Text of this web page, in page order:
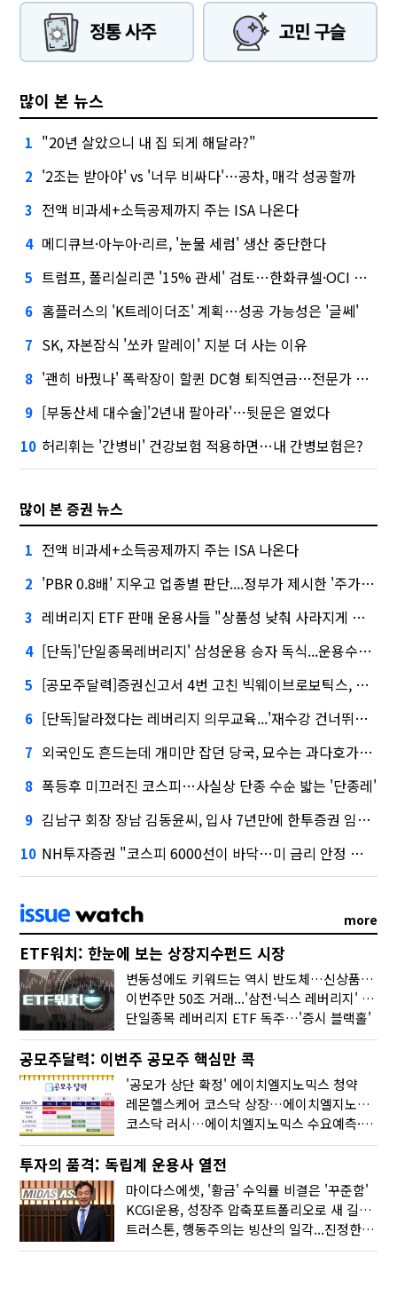
많이 본 뉴스
1 "20년 살았으니 내 집 되게 해달라?"
2 '2조는 받아야' vs '너무 비싸다'…공차, 매각 성공할까
3 전액 비과세+소득공제까지 주는 ISA 나온다
4 메디큐브·아누아·리르, '눈물 세럼' 생산 중단한다
5 트럼프, 폴리실리콘 '15% 관세' 검토…한화큐셀·OCI 영향은?
6 홈플러스의 'K트레이더조' 계획…성공 가능성은 '글쎄'
7 SK, 자본잠식 '쏘카 말레이' 지분 더 사는 이유
8 '괜히 바꿨나' 폭락장이 할퀸 DC형 퇴직연금…전문가 조언은
9 [부동산세 대수술]'2년내 팔아라'…뒷문은 열었다
10 허리휘는 '간병비' 건강보험 적용하면…내 간병보험은?
많이 본 증권 뉴스
1 전액 비과세+소득공제까지 주는 ISA 나온다
2 'PBR 0.8배' 지우고 업종별 판단....정부가 제시한 '주가 누르기' 방지법
3 레버리지 ETF 판매 운용사들 "상품성 낮춰 사라지게 해야"…일부 신중론도
4 [단독]'단일종목레버리지' 삼성운용 승자 독식...운용수익 미래에셋의 6배
5 [공모주달력]증권신고서 4번 고친 빅웨이브로보틱스, 수요예측
6 [단독]달라졌다는 레버리지 의무교육...'재수강 건너뛰기' 허점
7 외국인도 흔드는데 개미만 잡던 당국, 묘수는 과다호가부담금?
8 폭등후 미끄러진 코스피…사실상 단종 수순 밟는 '단종레'
9 김남구 회장 장남 김동윤씨, 입사 7년만에 한투증권 임원 승진
10 NH투자증권 "코스피 6000선이 바닥…미 금리 안정 후 추가 회복"
more
ETF워치: 한눈에 보는 상장지수펀드 시장
변동성에도 키워드는 역시 반도체…신상품은 우주·방산
이번주만 50조 거래...'삼전·닉스 레버리지' 수익률은 -30%
단일종목 레버리지 ETF 독주…'증시 블랙홀'
공모주달력: 이번주 공모주 핵심만 콕
'공모가 상단 확정' 에이치엘지노믹스 청약
레몬헬스케어 코스닥 상장…에이치엘지노믹스 수요예측
코스닥 러시…에이치엘지노믹스 수요예측·레메디 청약
투자의 품격: 독립계 운용사 열전
마이다스에셋, '황금' 수익률 비결은 '꾸준함'
KCGI운용, 성장주 압축포트폴리오로 새 길을 그리다
트러스톤, 행동주의는 빙산의 일각...진정한 힘은 '주식형 강자'